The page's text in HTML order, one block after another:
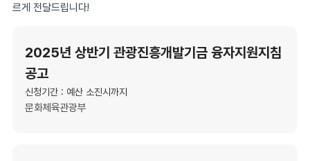
르게 전달드립니다!
2025년 상반기 관광진흥개발기금 융자지원지침
공고
신청기간 : 예산 소진시까지
문화체육관광부